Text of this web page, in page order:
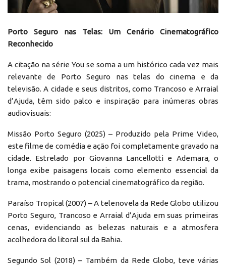
Porto Seguro nas Telas: Um Cenário Cinematográfico
Reconhecido
A citação na série You se soma a um histórico cada vez mais
relevante de Porto Seguro nas telas do cinema e da
televisão. A cidade e seus distritos, como Trancoso e Arraial
d’Ajuda, têm sido palco e inspiração para inúmeras obras
audiovisuais:
Missão Porto Seguro (2025) – Produzido pela Prime Video,
este filme de comédia e ação foi completamente gravado na
cidade. Estrelado por Giovanna Lancellotti e Ademara, o
longa exibe paisagens locais como elemento essencial da
trama, mostrando o potencial cinematográfico da região.
Paraíso Tropical (2007) – A telenovela da Rede Globo utilizou
Porto Seguro, Trancoso e Arraial d’Ajuda em suas primeiras
cenas, evidenciando as belezas naturais e a atmosfera
acolhedora do litoral sul da Bahia.
Segundo Sol (2018) – Também da Rede Globo, teve várias